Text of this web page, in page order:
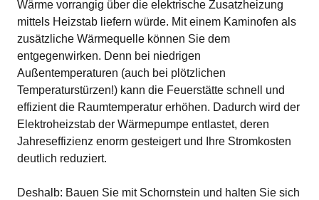
Wärme vorrangig über die elektrische Zusatzheizung
mittels Heizstab liefern würde. Mit einem Kaminofen als
zusätzliche Wärmequelle können Sie dem
entgegenwirken. Denn bei niedrigen
Außentemperaturen (auch bei plötzlichen
Temperaturstürzen!) kann die Feuerstätte schnell und
effizient die Raumtemperatur erhöhen. Dadurch wird der
Elektroheizstab der Wärmepumpe entlastet, deren
Jahreseffizienz enorm gesteigert und Ihre Stromkosten
deutlich reduziert.
Deshalb: Bauen Sie mit Schornstein und halten Sie sich